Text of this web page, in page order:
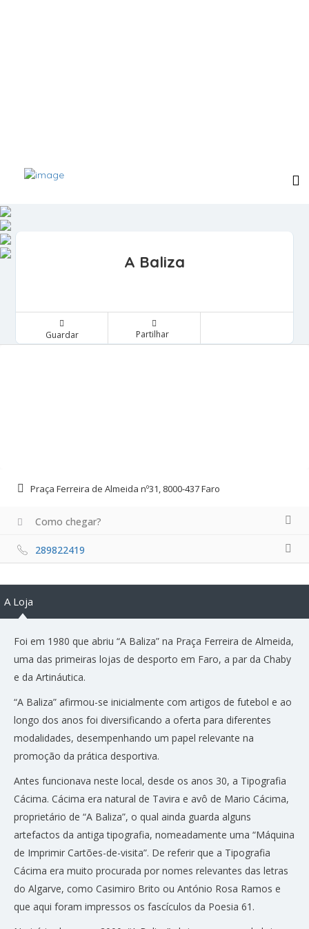
A Baliza
Guardar Partilhar
Praça Ferreira de Almeida nº31, 8000-437 Faro
Como chegar?
289822419
A Loja
Foi em 1980 que abriu “A Baliza” na Praça Ferreira de Almeida,
uma das primeiras lojas de desporto em Faro, a par da Chaby
e da Artináutica.
“A Baliza” afirmou-se inicialmente com artigos de futebol e ao
longo dos anos foi diversificando a oferta para diferentes
modalidades, desempenhando um papel relevante na
promoção da prática desportiva.
Antes funcionava neste local, desde os anos 30, a Tipografia
Cácima. Cácima era natural de Tavira e avô de Mario Cácima,
proprietário de “A Baliza”, o qual ainda guarda alguns
artefactos da antiga tipografia, nomeadamente uma “Máquina
de Imprimir Cartões-de-visita”. De referir que a Tipografia
Cácima era muito procurada por nomes relevantes das letras
do Algarve, como Casimiro Brito ou António Rosa Ramos e
que aqui foram impressos os fascículos da Poesia 61.